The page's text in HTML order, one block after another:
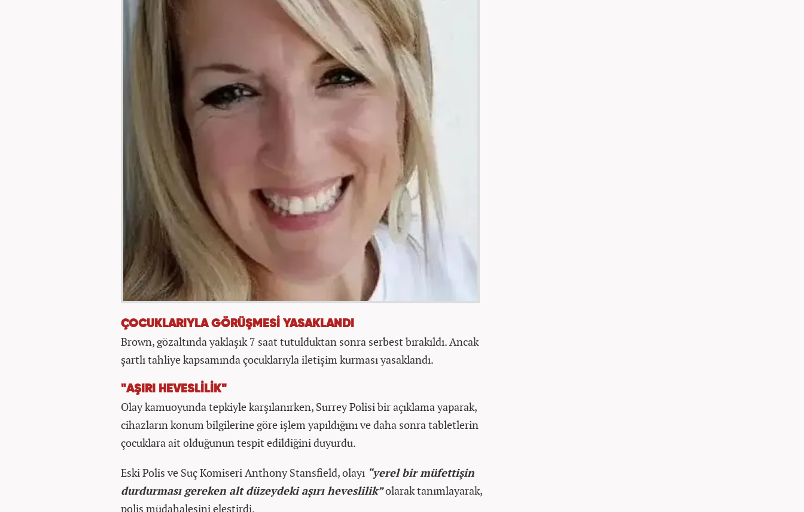
ÇOCUKLARIYLA GÖRÜŞMESİ YASAKLANDI
Brown, gözaltında yaklaşık 7 saat tutulduktan sonra serbest bırakıldı. Ancak
şartlı tahliye kapsamında çocuklarıyla iletişim kurması yasaklandı.
"AŞIRI HEVESLİLİK"
Olay kamuoyunda tepkiyle karşılanırken, Surrey Polisi bir açıklama yaparak,
cihazların konum bilgilerine göre işlem yapıldığını ve daha sonra tabletlerin
çocuklara ait olduğunun tespit edildiğini duyurdu.
Eski Polis ve Suç Komiseri Anthony Stansfield, olayı “yerel bir müfettişin
durdurması gereken alt düzeydeki aşırı heveslilik”olarak tanımlayarak,
polis müdahalesini eleştirdi.